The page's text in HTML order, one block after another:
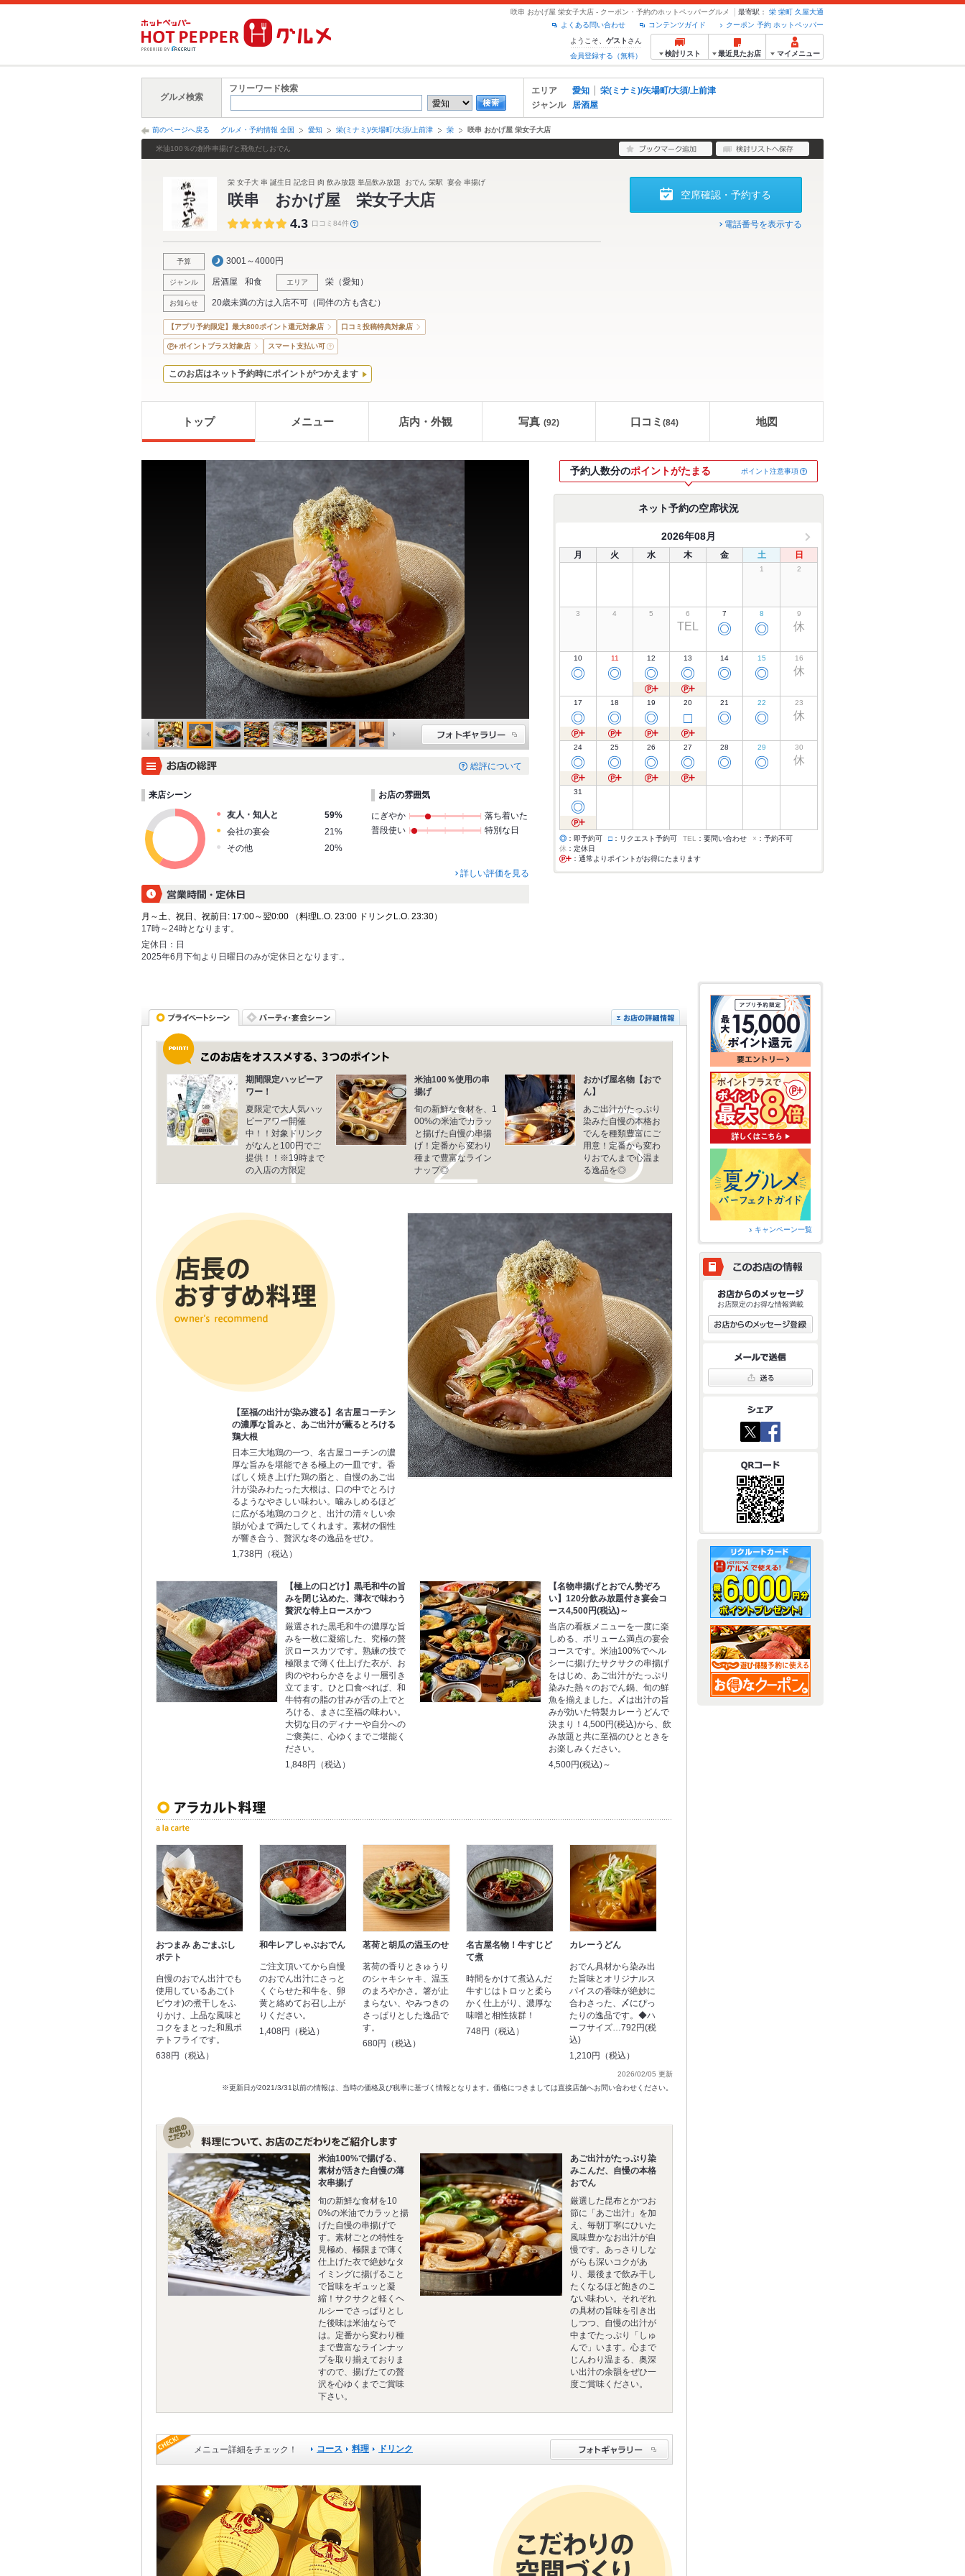
咲串 おかげ屋 栄女子大店 - クーポン・予約のホットペッパーグルメ 最寄駅： 栄 栄町 久屋大通
クーポン 予約 ホットペッパー
コンテンツガイド
よくある問い合わせ
ようこそ、 ゲスト さん
会員登録する（無料）
検討リスト 最近見たお店 マイメニュー
グルメ検索
フリーワード検索 エリア 愛知
栄(ミナミ)/矢場町/大須/上前津
ジャンル
居酒屋
前のページへ戻る グルメ・予約情報 全国 愛知 栄(ミナミ)/矢場町/大須/上前津 栄 咲串 おかげ屋 栄女子大店
米油100％の創作串揚げと飛魚だしおでん
栄 女子大 串 誕生日 記念日 肉 飲み放題 単品飲み放題 おでん 栄駅 宴会 串揚げ
咲串 おかげ屋 栄女子大店
4.3 口コミ84件
予算 3001～4000円
ジャンル 居酒屋 和食 エリア 栄 （愛知 ）
お知らせ 20歳未満の方は入店不可（同伴の方も含む）
空席確認・予約する
電話番号を表示する
【アプリ予約限定】最大800ポイント還元対象店 口コミ投稿特典対象店
ポイントプラス対象店 スマート支払い可
このお店はネット予約時にポイントがつかえます
トップ メニュー 店内・外観 写真 (92) 口コミ (84) 地図
総評について
来店シーン
友人・知人と
59%
会社の宴会
21%
その他
20%
お店の雰囲気
にぎやか
落ち着いた
普段使い
特別な日
詳しい評価を見る
月～土、祝日、祝前日: 17:00～翌0:00 （料理L.O. 23:00 ドリンクL.O. 23:30）
17時～24時となります。
定休日： 日
2025年6月下旬より日曜日のみが定休日となります.。
予約人数分のポイントがたまる ポイント注意事項
ネット予約の空席状況
2026年08月
月 火 水 木 金 土 日
1 2
3 4 5 6
TEL
7
◎
8
◎
9
休
10
◎
11
◎
12
◎
13
◎
14
◎
15
◎
16
休
17
◎
18
◎
19
◎
20
□
21
◎
22
◎
23
休
24
◎
25
◎
26
◎
27
◎
28
◎
29
◎
30
休
31
◎
◎ ：即予約可 □ ：リクエスト予約可 TEL ：要問い合わせ × ：予約不可
休 ：定休日
：通常よりポイントがお得にたまります
期間限定ハッピーア
ワー！
夏限定で大人気ハッ
ピーアワー開催
中！！対象ドリンク
がなんと100円でご
提供！！※19時まで
の入店の方限定
米油100％使用の串
揚げ
旬の新鮮な食材を、1
00%の米油でカラッ
と揚げた自慢の串揚
げ！定番から変わり
種まで豊富なライン
ナップ◎
おかげ屋名物【おで
ん】
あご出汁がたっぷり
染みた自慢の本格お
でんを種類豊富にご
用意！定番から変わ
りおでんまで心温ま
る逸品を◎
【至福の出汁が染み渡る】名古屋コーチン
の濃厚な旨みと、あご出汁が薫るとろける
鶏大根
日本三大地鶏の一つ、名古屋コーチンの濃
厚な旨みを堪能できる極上の一皿です。香
ばしく焼き上げた鶏の脂と、自慢のあご出
汁が染みわたった大根は、口の中でとろけ
るようなやさしい味わい。噛みしめるほど
に広がる地鶏のコクと、出汁の清々しい余
韻が心まで満たしてくれます。素材の個性
が響き合う、贅沢な冬の逸品をぜひ。
1,738円（税込）
【極上の口どけ】黒毛和牛の旨
みを閉じ込めた、薄衣で味わう
贅沢な特上ロースかつ
厳選された黒毛和牛の濃厚な旨
みを一枚に凝縮した、究極の贅
沢ロースカツです。熟練の技で
極限まで薄く仕上げた衣が、お
肉のやわらかさをより一層引き
立てます。ひと口食べれば、和
牛特有の脂の甘みが舌の上でと
ろける、まさに至福の味わい。
大切な日のディナーや自分への
ご褒美に、心ゆくまでご堪能く
ださい。
1,848円（税込）
【名物串揚げとおでん勢ぞろ
い】120分飲み放題付き宴会コ
ース4,500円(税込)～
当店の看板メニューを一度に楽
しめる、ボリューム満点の宴会
コースです。米油100%でヘル
シーに揚げたサクサクの串揚げ
をはじめ、あご出汁がたっぷり
染みた熱々のおでん鍋、旬の鮮
魚を揃えました。〆は出汁の旨
みが効いた特製カレーうどんで
決まり！4,500円(税込)から、飲
み放題と共に至福のひとときを
お楽しみください。
4,500円(税込)～
おつまみ あごまぶし
ポテト
自慢のおでん出汁でも
使用しているあご(ト
ビウオ)の煮干しをふ
りかけ、上品な風味と
コクをまとった和風ポ
テトフライです。
638円（税込）
和牛レアしゃぶおでん
ご注文頂いてから自慢
のおでん出汁にさっと
くぐらせた和牛を、卵
黄と絡めてお召し上が
りください。
1,408円（税込）
茗荷と胡瓜の温玉のせ
茗荷の香りときゅうり
のシャキシャキ、温玉
のまろやかさ。箸が止
まらない、やみつきの
さっぱりとした逸品で
す。
680円（税込）
名古屋名物！牛すじど
て煮
時間をかけて煮込んだ
牛すじはトロッと柔ら
かく仕上がり、濃厚な
味噌と相性抜群！
748円（税込）
カレーうどん
おでん具材から染み出
た旨味とオリジナルス
パイスの香味が絶妙に
合わさった、〆にぴっ
たりの逸品です。◆ハ
ーフサイズ…792円(税
込)
1,210円（税込）
2026/02/05 更新
※更新日が2021/3/31以前の情報は、当時の価格及び税率に基づく情報となります。価格につきましては直接店舗へお問い合わせください。
米油100%で揚げる、
素材が活きた自慢の薄
衣串揚げ
旬の新鮮な食材を10
0%の米油でカラッと揚
げた自慢の串揚げで
す。素材ごとの特性を
見極め、極限まで薄く
仕上げた衣で絶妙なタ
イミングに揚げること
で旨味をギュッと凝
縮！サクサクと軽くヘ
ルシーでさっぱりとし
た後味は米油ならで
は。定番から変わり種
まで豊富なラインナッ
プを取り揃えておりま
すので、揚げたての贅
沢を心ゆくまでご賞味
下さい。
あご出汁がたっぷり染
みこんだ、自慢の本格
おでん
厳選した昆布とかつお
節に「あご出汁」を加
え、毎朝丁寧にひいた
風味豊かなお出汁が自
慢です。あっさりしな
がらも深いコクがあ
り、最後まで飲み干し
たくなるほど飽きのこ
ない味わい。それぞれ
の具材の旨味を引き出
しつつ、自慢の出汁が
中までたっぷり「しゅ
んで」います。心まで
じんわり温まる、奥深
い出汁の余韻をぜひ一
度ご賞味ください。
メニュー詳細をチェック！ コース 料理 ドリンク
キャンペーン一覧
お店限定のお得な情報満載